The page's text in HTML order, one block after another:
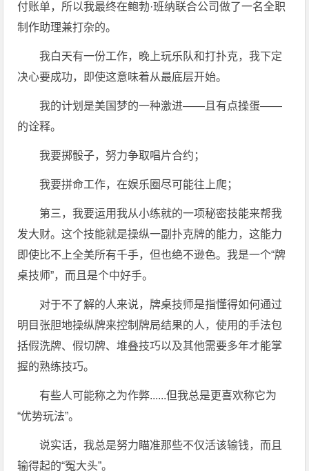
付账单，所以我最终在鲍勃·班纳联合公司做了一名全职
制作助理兼打杂的。
我白天有一份工作，晚上玩乐队和打扑克，我下定
决心要成功，即使这意味着从最底层开始。
我的计划是美国梦的一种激进——且有点操蛋——
的诠释。
我要掷骰子，努力争取唱片合约；
我要拼命工作，在娱乐圈尽可能往上爬；
第三，我要运用我从小练就的一项秘密技能来帮我
发大财。这个技能就是操纵一副扑克牌的能力，这能力
即使比不上全美所有千手，但也绝不逊色。我是一个“牌
桌技师”，而且是个中好手。
对于不了解的人来说，牌桌技师是指懂得如何通过
明目张胆地操纵牌来控制牌局结果的人，使用的手法包
括假洗牌、假切牌、堆叠技巧以及其他需要多年才能掌
握的熟练技巧。
有些人可能称之为作弊......但我总是更喜欢称它为
“优势玩法”。
说实话，我总是努力瞄准那些不仅活该输钱，而且
输得起的“冤大头”。